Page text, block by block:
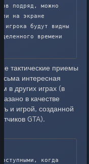
подряд, можно
на экране
игрока будут видны
времени
тактические приемы
интересная
в других играх (в
в качестве
и игрой, созданной
GTA).
когда